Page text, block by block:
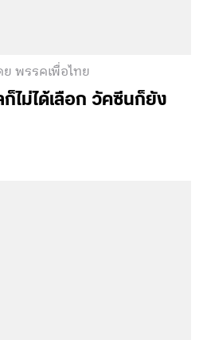
ย พรรคเพื่อไทย
ไม่ได้เลือก วัคซีนก็ยัง